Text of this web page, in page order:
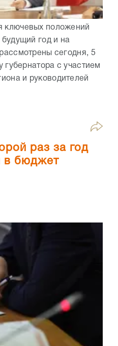
ключевых положений
год и на
сегодня, 5
губернатора с участием
и руководителей
раз за год
в бюджет